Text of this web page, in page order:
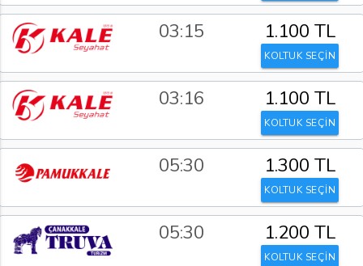
03:15 1.100 TL
KOLTUK SEÇİN
03:16 1.100 TL
KOLTUK SEÇİN
05:30 1.300 TL
KOLTUK SEÇİN
05:30 1.200 TL
KOLTUK SEÇİN